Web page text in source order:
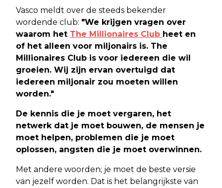
Vasco meldt over de steeds bekender
wordende club: "We krijgen vragen over
waarom het The Millionaires Club heet en
of het alleen voor miljonairs is. The
Millionaires Club is voor iedereen die wil
groeien. Wij zijn ervan overtuigd dat
iedereen miljonair zou moeten willen
worden."
De kennis die je moet vergaren, het
netwerk dat je moet bouwen, de mensen je
moet helpen, problemen die je moet
oplossen, angsten die je moet overwinnen.
Met andere woorden; je moet de beste versie
van jezelf worden. Dat is het belangrijkste van